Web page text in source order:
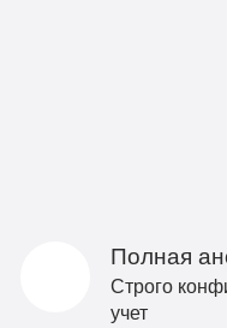
Полная
Строго
учет